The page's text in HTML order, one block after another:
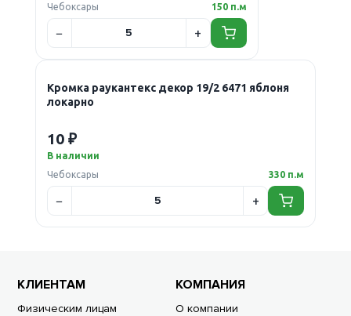
Чебоксары
150 п.м
Кромка раукантекс декор 19/2 6471 яблоня
локарно
10 ₽
В наличии
Чебоксары
330 п.м
КЛИЕНТАМ
Физическим лицам
КОМПАНИЯ
О компании